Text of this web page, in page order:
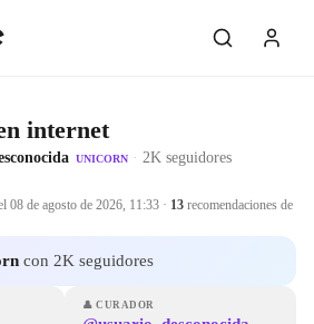
internet
UNICORN · 2K seguidores
08 de agosto de 2026, 11:33 · 13 recomendaciones de
con 2K seguidores
👤 CURADOR